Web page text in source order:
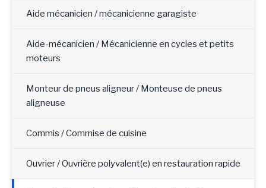
Aide mécanicien / mécanicienne garagiste
Aide-mécanicien / Mécanicienne en cycles et petits
moteurs
Monteur de pneus aligneur / Monteuse de pneus
aligneuse
Commis / Commise de cuisine
Ouvrier / Ouvrière polyvalent(e) en restauration rapide